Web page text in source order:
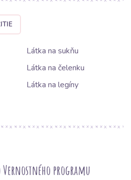
Látka na sukňu
Látka na čelenku
Látka na legíny
Vernostného programu